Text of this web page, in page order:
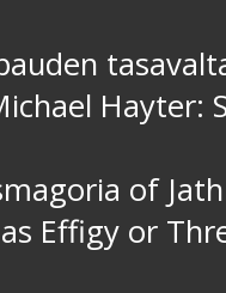
Hayter:
of
Effigy or